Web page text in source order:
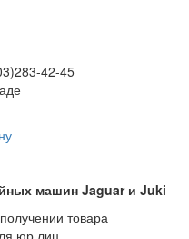
42-45
машин Jaguar и Juki
товара
юр.лиц